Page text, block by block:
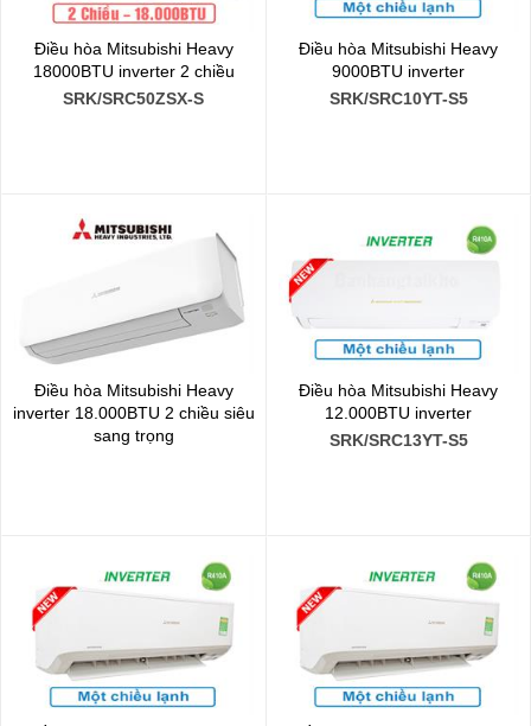
Điều hòa Mitsubishi Heavy
18000BTU inverter 2 chiều
SRK/SRC50ZSX-S
Điều hòa Mitsubishi Heavy
9000BTU inverter
SRK/SRC10YT-S5
Điều hòa Mitsubishi Heavy
inverter 18.000BTU 2 chiều siêu
sang trọng
Điều hòa Mitsubishi Heavy
12.000BTU inverter
SRK/SRC13YT-S5